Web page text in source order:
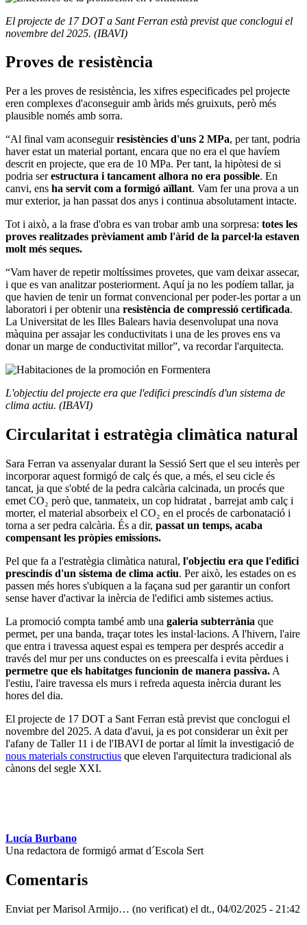
El projecte de 17 DOT a Sant Ferran està previst que conclogui el
novembre del 2025. (IBAVI)
Proves de resistència
Per a les proves de resistència, les xifres especificades pel projecte
eren complexes d'aconseguir amb àrids més gruixuts, però més
plausible només amb sorra.
“Al final vam aconseguirresistències d'uns 2 MPa, per tant, podria
haver estat un material portant, encara que no era el que havíem
descrit en projecte, que era de 10 MPa. Per tant, la hipòtesi de si
podria serestructura i tancament alhora no era possible. En
canvi, ens ha servit com a formigó aïllant. Vam fer una prova a un
mur exterior, ja han passat dos anys i continua absolutament intacte.
Tot i això, a la frase d'obra es van trobar amb una sorpresa: totes les
proves realitzades prèviament amb l'àrid de la parcel·la estaven
molt més seques.
“Vam haver de repetir moltíssimes provetes, que vam deixar assecar,
i que es van analitzar posteriorment. Aquí ja no les podíem tallar, ja
que havien de tenir un format convencional per poder-les portar a un
laboratori i per obtenir una resistència de compressió certificada.
La Universitat de les Illes Balears havia desenvolupat una nova
màquina per assajar les conductivitats i una de les proves ens va
donar un marge de conductivitat millor”, va recordar l'arquitecta.
L'objectiu del projecte era que l'edifici prescindís d'un sistema de
clima actiu. (IBAVI)
Circularitat i estratègia climàtica natural
Sara Ferran va assenyalar durant la Sessió Sert que el seu interès per
incorporar aquest formigó de calç és que, a més, el seu cicle és
tancat, ja que s'obté de la pedra calcària calcinada, un procés que
emet CO₂ però que, tanmateix, un cop hidratat , barrejat amb calç i
morter, el material absorbeix el CO₂ en el procés de carbonatació i
torna a ser pedra calcària. És a dir, passat un temps, acaba
compensant les pròpies emissions.
Pel que fa a l'estratègia climàtica natural, l'objectiu era que l'edifici
prescindís d'un sistema de clima actiu. Per això, les estades on es
passen més hores s'ubiquen a la façana sud per garantir un confort
sense haver d'activar la inèrcia de l'edifici amb sistemes actius.
La promoció compta també amb una galeria subterrània que
permet, per una banda, traçar totes les instal·lacions. A l'hivern, l'aire
que entra i travessa aquest espai es tempera per després accedir a
través del mur per uns conductes on es preescalfa i evita pèrdues i
permetre que els habitatges funcionin de manera passiva. A
l'estiu, l'aire travessa els murs i refreda aquesta inèrcia durant les
hores del dia.
El projecte de 17 DOT a Sant Ferran està previst que conclogui el
novembre del 2025. A data d'avui, ja es pot considerar un èxit per
l'afany de Taller 11 i de l'IBAVI de portar al límit la investigació de
nous materials constructius que eleven l'arquitectura tradicional als
cànons del segle XXI.
Lucía Burbano
Una redactora de formigó armat d´Escola Sert
Comentaris
Enviat perMarisol Armijo… (no verificat) el dt., 04/02/2025 - 21:42